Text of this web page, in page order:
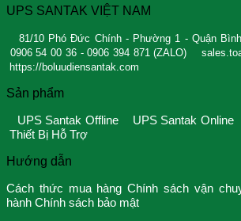
UPS SANTAK VIỆT NAM
81/10 Phó Đức Chính - Phường 1 - Quận
0906 54 00 36 - 0906 394 871 (ZALO)
https://boluudiensantak.com
Sản phẩm
UPS Santak Offline UPS Santak Online
Thiết Bị Hỗ Trợ
Hướng dẫn
Cách thức mua hàngChính sách vận
hành Chính sách bảo mật